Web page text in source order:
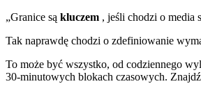
„Granice są kluczem , jeśli chodzi o media
Tak naprawdę chodzi o zdefiniowanie
To może być wszystko, od codziennego
30-minutowych blokach czasowych.